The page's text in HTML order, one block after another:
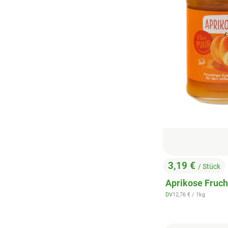
, Preis:
3,19 € / Stück
Aprikose
, Herkunft:
DV, Referenzpreis:
12,76 € / 1kg